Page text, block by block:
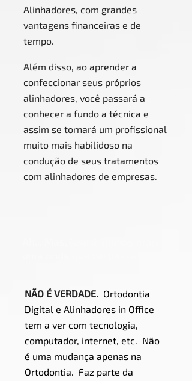
Alinhadores, com grandes
vantagens financeiras e de
tempo.
Além disso, ao aprender a
confeccionar seus próprios
alinhadores, você passará a
conhecer a fundo a técnica e
assim se tornará um profissional
muito mais habilidoso na
condução de seus tratamentos
com alinhadores de empresas.
NÃO É VERDADE. Ortodontia
Digital e Alinhadores in Office
tem a ver com tecnologia,
computador, internet, etc. Não
é uma mudança apenas na
Ortodontia. Faz parte da